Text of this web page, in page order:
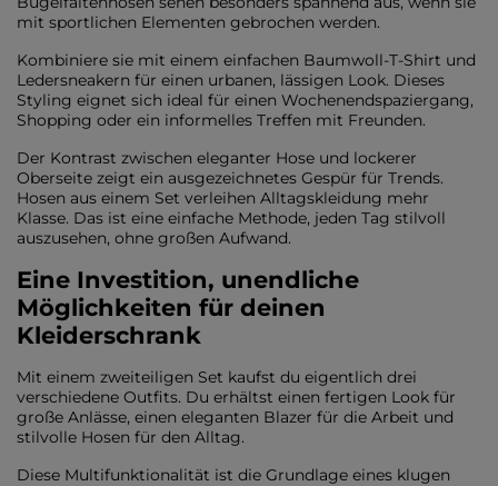
mit sportlichen Elementen gebrochen werden.
Kombiniere sie mit einem einfachen Baumwoll-T-Shirt und
Ledersneakern für einen urbanen, lässigen Look. Dieses
Styling eignet sich ideal für einen Wochenendspaziergang,
Shopping oder ein informelles Treffen mit Freunden.
Der Kontrast zwischen eleganter Hose und lockerer
Oberseite zeigt ein ausgezeichnetes Gespür für Trends.
Hosen aus einem Set verleihen Alltagskleidung mehr
Klasse. Das ist eine einfache Methode, jeden Tag stilvoll
auszusehen, ohne großen Aufwand.
Eine Investition, unendliche
Möglichkeiten für deinen
Kleiderschrank
Mit einem zweiteiligen Set kaufst du eigentlich drei
verschiedene Outfits. Du erhältst einen fertigen Look für
große Anlässe, einen eleganten Blazer für die Arbeit und
stilvolle Hosen für den Alltag.
Diese Multifunktionalität ist die Grundlage eines klugen